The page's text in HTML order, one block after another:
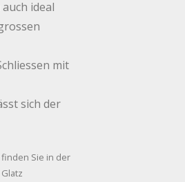
ideal
mit
sich der
Sie in der